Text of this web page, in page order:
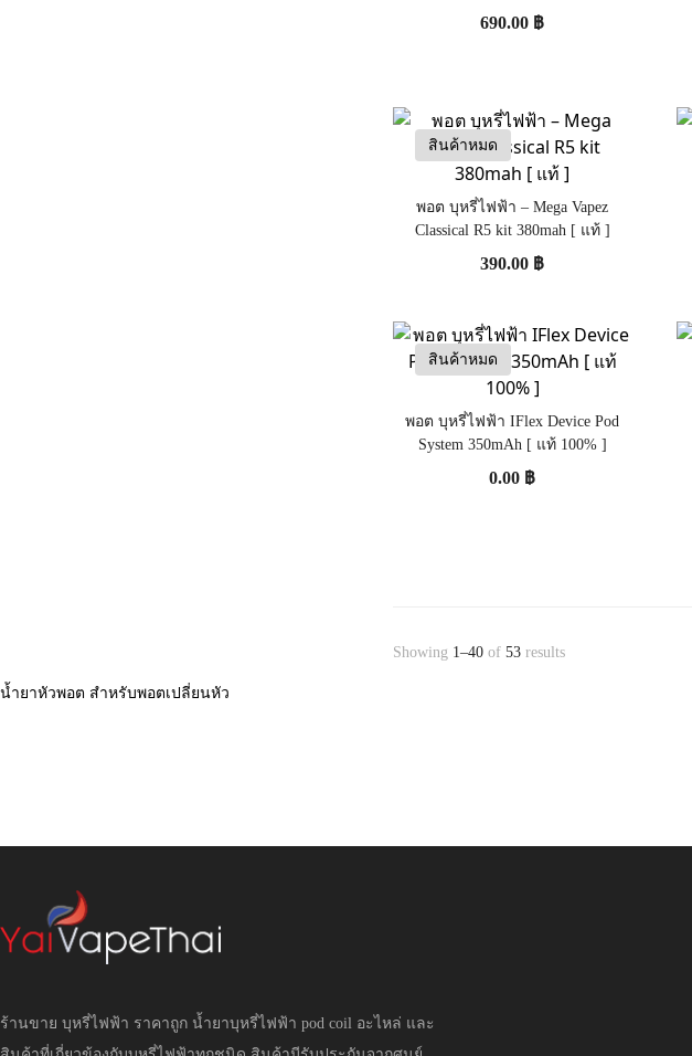
Infitiny/Phantom/INFY)
690.00 ฿
สินค้าหมด
พอต บุหรี่ไฟฟ้า – Mega Vapez
Classical R5 kit 380mah [ แท้ ]
390.00 ฿
สินค้าหมด
พอต บุหรี่ไฟฟ้า IFlex Device Pod
System 350mAh [ แท้ 100% ]
0.00 ฿
Showing 1–40of 53results
น้ำยาหัวพอต สำหรับพอตเปลี่ยนหัว
ร้านขาย บุหรี่ไฟฟ้า ราคาถูก น้ำยาบุหรี่ไฟฟ้า pod coil อะไหล่ และ